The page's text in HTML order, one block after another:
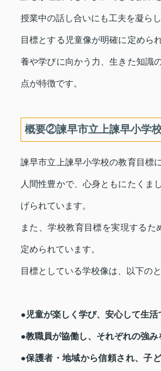
授業中の話し合いにも工夫を凝らし
目標とする児童像が明確に定めら
養や学びに向かう力、生きた知識
点が特徴です。
概要②諫早市立上諫早小学
諫早市立上諫早小学校の教育目標
人間性豊かで、心身ともにたくま
げられています。
また、学校教育目標を実現するた
定められています。
目標としている学校像は、以下のと
●児童が楽しく学び、安心して生活
●教職員が協働し、それぞれの強
●保護者・地域から信頼され、子